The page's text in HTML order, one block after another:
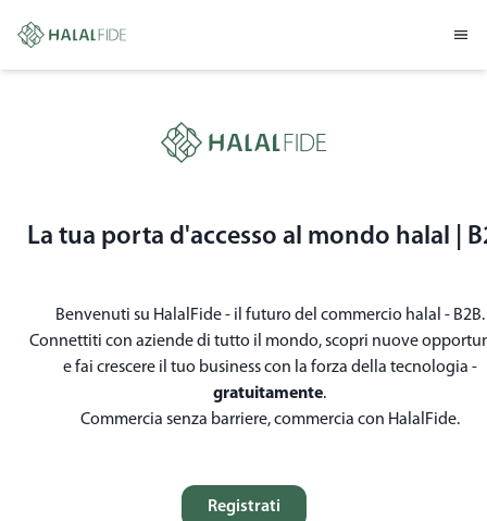
La tua porta d'accesso al mondo halal |
Benvenuti su HalalFide - il futuro del commercio halal - B2B.
Connettiti con aziende di tutto il mondo, scopri nuove
e fai crescere il tuo business con la forza della tecnologia -
gratuitamente.
Commercia senza barriere, commercia con HalalFide.
Registrati